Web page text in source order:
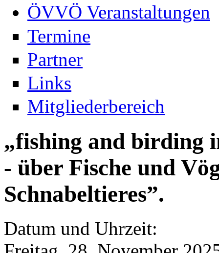
ÖVVÖ Veranstaltungen
Termine
Partner
Links
Mitgliederbereich
„fishing and birding
- über Fische und
Schnabeltieres”.
Datum und Uhrzeit: